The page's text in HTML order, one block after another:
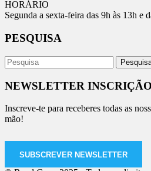
HORÁRIO
Segunda a sexta-feira das 9h às 13h e
PESQUISA
NEWSLETTER INSCRIÇÃO
Inscreve-te para receberes todas as
mão!
SUBSCREVER NEWSLETTER